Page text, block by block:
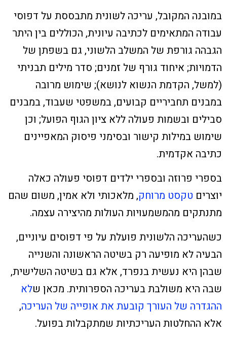
במובנה המקובל, עריכה לשונית מתבססת על דפוסי
עבודה המתאימים לכתיבה עיונית, הכוללים בין היתר
הגבהה גורפת של המשלב הלשוני, גם בשפתן של
הדמויות; איחוד גורף של זמנים; סדר מילים תבניתי
(למשל, הקדמת הנשוא לנושא); שימוש מרובה
במבנים תחביריים קבועים, במשפטי שעבוד, במבנים
סבילים ובשמות פעולה ללא ציון הגוף הפועל; וכן
שימוש במילות קישור ובסימני פיסוק המאפיינים
כתיבה אקדמית.
בספרי פרוזה ובספרי ילדים דפוסי פעולה כאלה
יוצרים טקסט מרוחק, מלאכותי ולא אמין, משום שהם
מתנתקים מהמשמעויות העולות מהיצירה עצמה.
כשהעריכה הלשונית פועלת על פי דפוסים עיוניים,
הבעיה לא מופיעה רק בשיטה הראשונה והשנייה
שבהן היא נעשית בנפרד, אלא גם בשיטה השלישית,
שבה היא משולבת בעריכה הספרותית. מכאן שלא
ההגדרה של העורך קובעת את אופייה של העריכה,
אלא ההחלטות העריכתיות שמתקבלות בפועל.